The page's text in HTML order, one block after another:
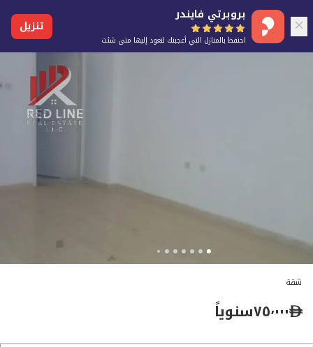
بروبرتي فايندر
احتفظ بالمنازل التي أعجبتك لتعود إليها متى شئت
تنزيل
شقة
٧٥٬٠٠٠سنوياً